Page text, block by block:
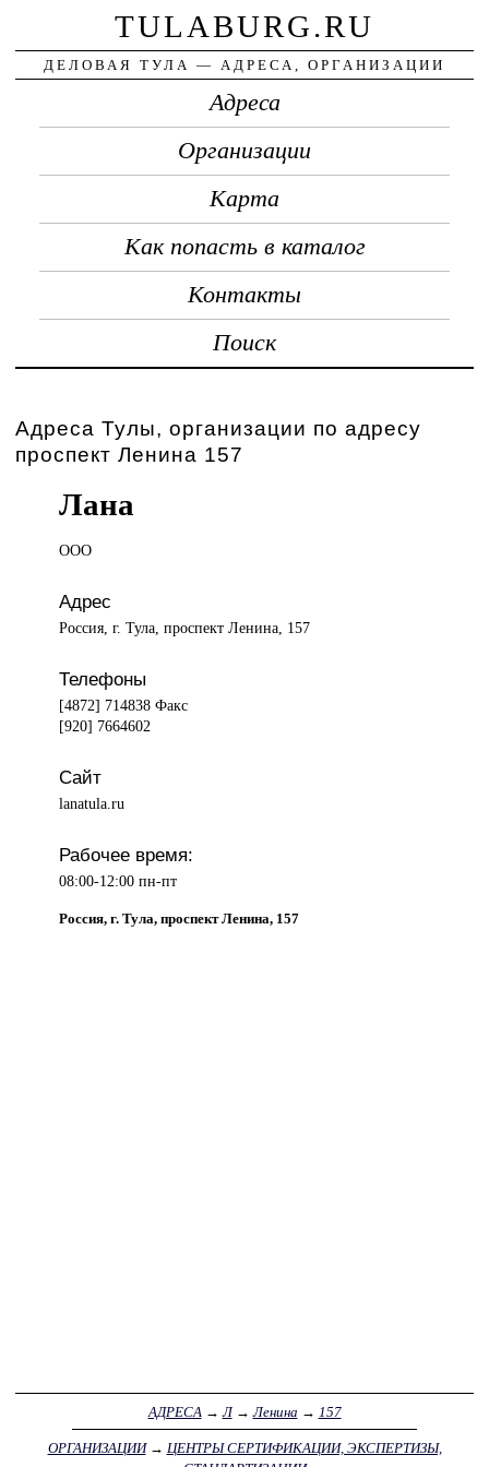
TULABURG.RU
ДЕЛОВАЯ ТУЛА — АДРЕСА, ОРГАНИЗАЦИИ
Адреса
Организации
Карта
Как попасть в каталог
Контакты
Поиск
Адреса Тулы, организации по адресу
проспект Ленина 157
Лана
ООО
Адрес
Россия, г. Тула, проспект Ленина, 157
Телефоны
[4872] 714838 Факс
[920] 7664602
Сайт
lanatula.ru
Рабочее время:
08:00-12:00 пн-пт
Россия, г. Тула, проспект Ленина, 157
АДРЕСА →Л→Ленина → 157
ОРГАНИЗАЦИИ→ ЦЕНТРЫ СЕРТИФИКАЦИИ, ЭКСПЕРТИЗЫ,